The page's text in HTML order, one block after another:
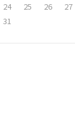
24 25 26 27
31